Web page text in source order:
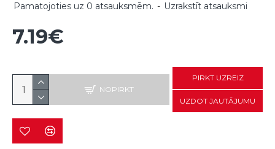
Pamatojoties uz 0 atsauksmēm. - Uzrakstīt atsauksmi
7.19€
NOPIRKT
PIRKT UZREIZ
UZDOT JAUTĀJUMU